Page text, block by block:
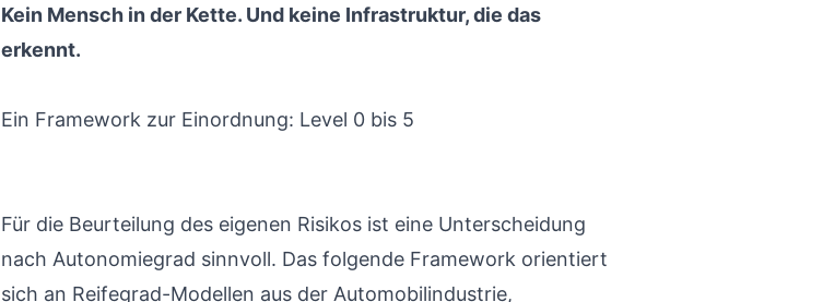
Kein Mensch in der Kette. Und keine Infrastruktur, die das
erkennt.
Ein Framework zur Einordnung: Level 0 bis 5
Für die Beurteilung des eigenen Risikos ist eine Unterscheidung
nach Autonomiegrad sinnvoll. Das folgende Framework orientiert
sich an Reifegrad-Modellen aus der Automobilindustrie,